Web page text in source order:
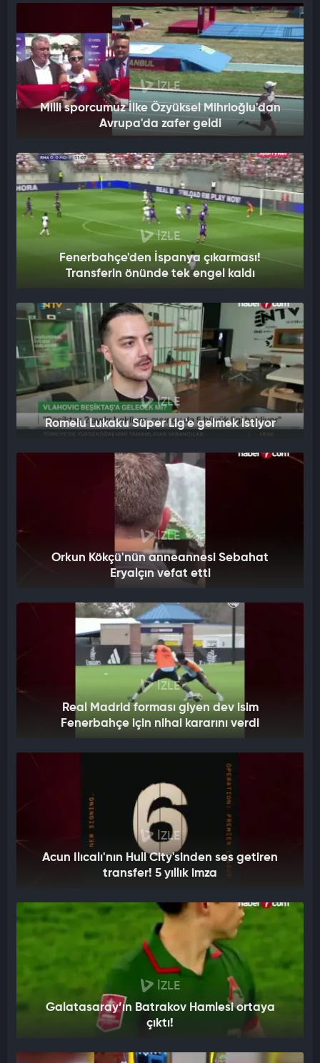
İZLE
Milli sporcumuz İlke Özyüksel Mihrioğlu'dan
Avrupa'da zafer geldi
İZLE
Fenerbahçe'den İspanya çıkarması!
Transferin önünde tek engel kaldı
İZLE
Romelu Lukaku Süper Lig'e gelmek istiyor
İZLE
Orkun Kökçü'nün anneannesi Sebahat
Eryalçın vefat etti
İZLE
Real Madrid forması giyen dev isim
Fenerbahçe için nihai kararını verdi
İZLE
Acun Ilıcalı'nın Hull City'sinden ses getiren
transfer! 5 yıllık imza
İZLE
Galatasaray’ın Batrakov Hamlesi ortaya
çıktı!